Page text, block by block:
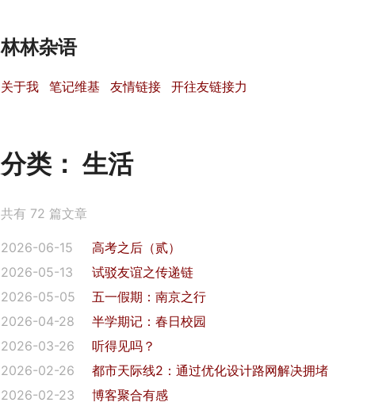
林林杂语
关于我 笔记维基 友情链接 开往友链接力
分类：生活
共有 72 篇文章
2026-06-15
高考之后（贰）
2026-05-13
试驳友谊之传递链
2026-05-05
五一假期：南京之行
2026-04-28
半学期记：春日校园
2026-03-26
听得见吗？
2026-02-26
都市天际线2：通过优化设计路网解决拥堵
2026-02-23
博客聚合有感